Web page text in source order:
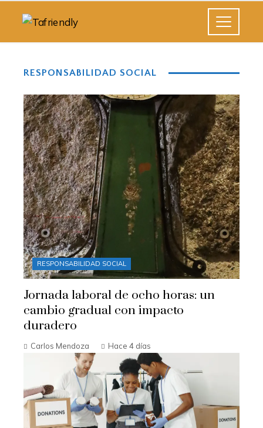
RESPONSABILIDAD SOCIAL
RESPONSABILIDAD SOCIAL
Jornada laboral de ocho horas: un
cambio gradual con impacto
duradero
Carlos Mendoza Hace 4 días